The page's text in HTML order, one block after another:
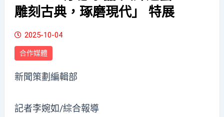
雕刻古典，琢磨現代」 特展
2025-10-04
合作媒體
新聞策劃編輯部
記者李婉如/綜合報導